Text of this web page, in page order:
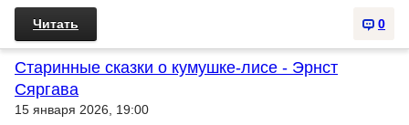
0
Читать
Старинные сказки о кумушке-лисе - Эрнст
Сяргава
15 января 2026, 19:00